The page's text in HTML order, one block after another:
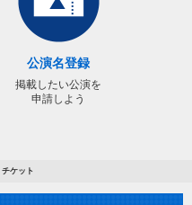
公演名登録
掲載したい公演を
申請しよう
ケット